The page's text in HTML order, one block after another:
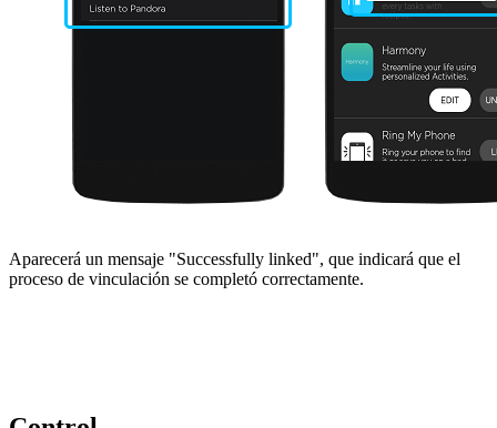
Aparecerá un mensaje "Successfully linked", que indicará que el
proceso de vinculación se completó correctamente.